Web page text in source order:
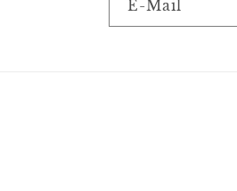
E-Mail